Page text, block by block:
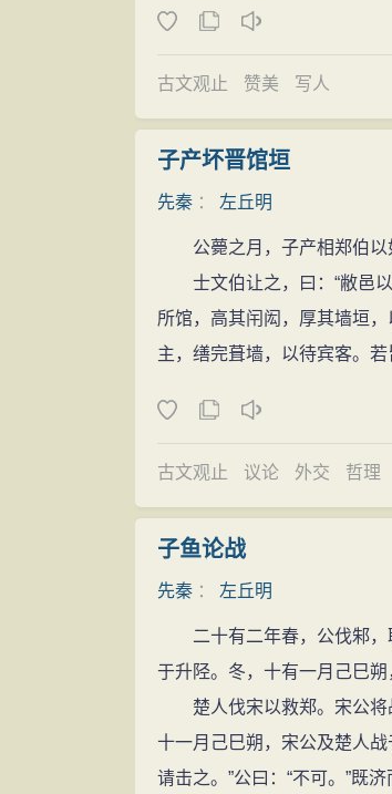
古文观止 赞美 写人
子产坏晋馆垣
先秦 ： 左丘明
公薨之月，子产相郑伯以
士文伯让之，曰：“敝邑以
所馆，高其闬闳，厚其墙垣
主，缮完葺墙，以待宾客。
古文观止 议论 外交 哲理
子鱼论战
先秦 ： 左丘明
二十有二年春，公伐邾，
于升陉。冬，十有一月己巳朔
楚人伐宋以救郑。宋公将战
十一月己巳朔，宋公及楚人战
请击之。”公曰：“不可。”既